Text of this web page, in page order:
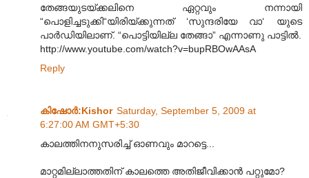
തേങ്ങയുടയ്ക്കലിനെ ഏറ്റവും നന്നായി
“പൊളിച്ചടുക്കി“യിരിയ്ക്കുന്നത് ‘സുന്ദരിയേ വാ‘ യുടെ
പാർഡിയിലാണ്. “പൊട്ടിയില്ല തേങ്ങാ” എന്നാണു പാട്ടിൽ.
http://www.youtube.com/watch?v=bupRBOwAAsA
Reply
കിഷോർ‍:Kishor Saturday, September 5, 2009 at
6:27:00 AM GMT+5:30
കാലത്തിനനുസരിച്ച് ഓണവും മാറട്ടെ...
മാറ്റമില്ലാത്തതിന് കാലത്തെ അതിജീവിക്കാൻ പറ്റുമോ?